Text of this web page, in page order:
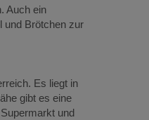
Auch ein
und Brötchen zur
Es liegt in
gibt es eine
und